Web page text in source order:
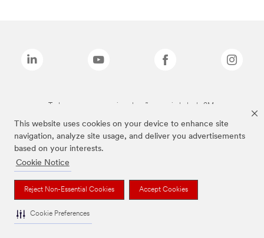
This website uses cookies on your device to enhance site
navigation, analyze site usage, and deliver you advertisements
based on your interests.
Cookie Notice
Reject Non-Essential Cookies Accept Cookies
Cookie Preferences
Todas as marcas mencionadas são propriedade da 3M.